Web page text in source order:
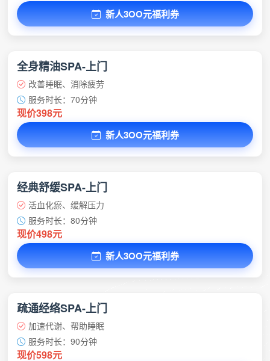
新人3OO元福利券
全身精油SPA-上门
改善睡眠、消除疲劳
服务时长：70分钟
现价398元
新人3OO元福利券
经典舒缓SPA-上门
活血化瘀、缓解压力
服务时长：80分钟
现价498元
新人3OO元福利券
疏通经络SPA-上门
加速代谢、帮助睡眠
服务时长：90分钟
现价598元